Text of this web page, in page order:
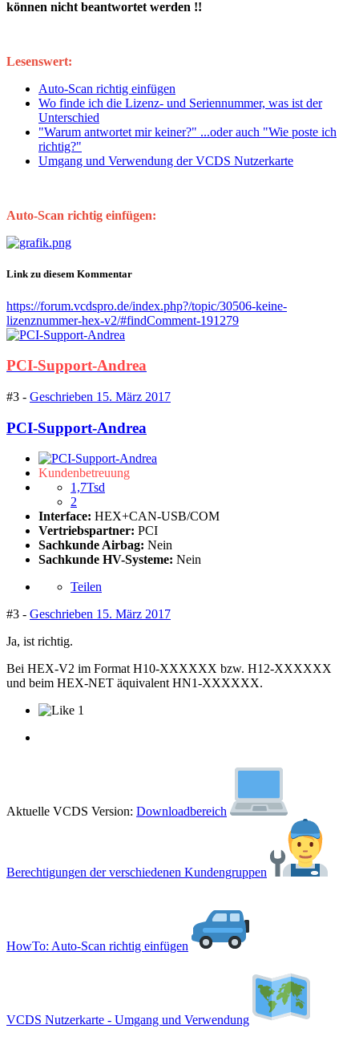
können nicht beantwortet werden !!
Lesenswert:
Auto-Scan richtig einfügen
Wo finde ich die Lizenz- und Seriennummer, was ist der
Unterschied
"Warum antwortet mir keiner?" ...oder auch "Wie poste ich
richtig?"
Umgang und Verwendung der VCDS Nutzerkarte
Auto-Scan richtig einfügen:
Link zu diesem Kommentar
https://forum.vcdspro.de/index.php?/topic/30506-keine-
lizenznummer-hex-v2/#findComment-191279
PCI-Support-Andrea
#3 - Geschrieben 15. März 2017
PCI-Support-Andrea
Kundenbetreuung
1,7Tsd
2
Interface: HEX+CAN-USB/COM
Vertriebspartner: PCI
Sachkunde Airbag: Nein
Sachkunde HV-Systeme: Nein
Teilen
#3 - Geschrieben 15. März 2017
Ja, ist richtig.
Bei HEX-V2 im Format H10-XXXXXX bzw. H12-XXXXXX
und beim HEX-NET äquivalent HN1-XXXXXX.
1
Aktuelle VCDS Version: Downloadbereich
Berechtigungen der verschiedenen Kundengruppen
HowTo: Auto-Scan richtig einfügen
VCDS Nutzerkarte - Umgang und Verwendung